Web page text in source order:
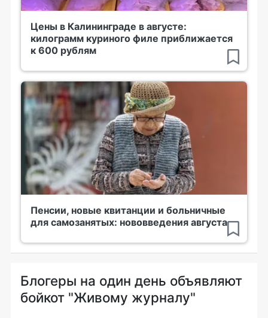
Цены в Калининграде в августе:
килограмм куриного филе приближается
к 600 рублям
Пенсии, новые квитанции и больничные
для самозанятых: нововведения августа
Блогеры на один день объявляют
бойкот "Живому журналу"